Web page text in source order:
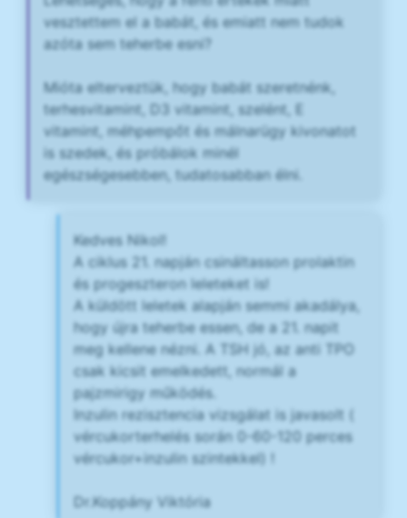
vesztettem el a babát, és emiatt nem tudok
azóta sem teherbe esni?
Mióta elterveztük, hogy babát szeretnénk,
terhesvitamint, D3 vitamint, szelént, E
vitamint, méhpempőt és málnarügy kivonatot
is szedek, és próbálok minél
egészségesebben, tudatosabban élni.
Kedves Nikol!
A ciklus 21. napján csináltasson prolaktin
és progeszteron leleteket is!
A küldött leletek alapján semmi akadálya,
hogy újra teherbe essen, de a 21. napit
meg kellene nézni. A TSH jó, az anti TPO
csak kicsit emelkedett, normál a
pajzmirigy működés.
Inzulin rezisztencia vizsgálat is javasolt (
vércukorterhelés során 0-60-120 perces
vércukor+inzulin szintekkel) !
Dr.Koppány Viktória